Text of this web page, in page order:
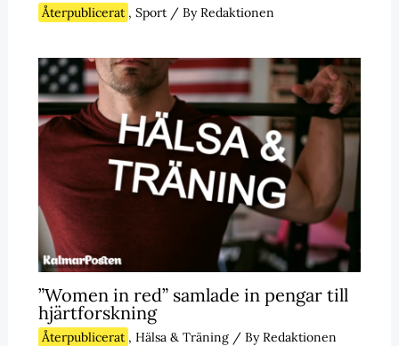
Återpublicerat , Sport/ ByRedaktionen
”Women in red” samlade in pengar till
hjärtforskning
Återpublicerat , Hälsa & Träning/ ByRedaktionen